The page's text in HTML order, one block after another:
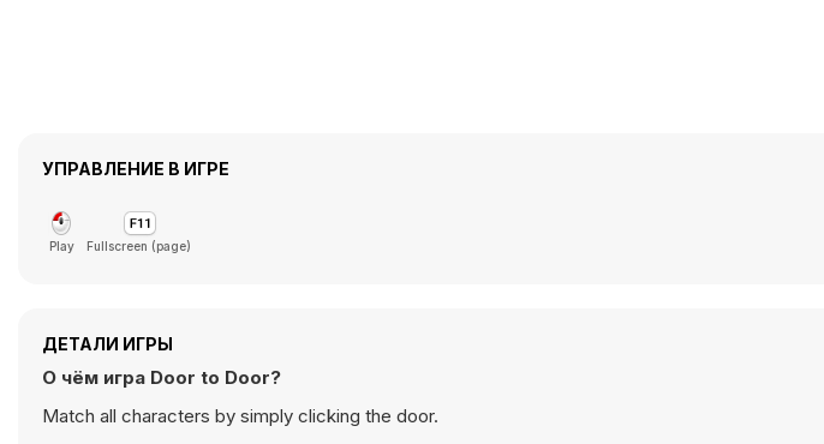
УПРАВЛЕНИЕ В ИГРЕ
Play Fullscreen (page)
ДЕТАЛИ ИГРЫ
О чём игра Door to Door?
Match all characters by simply clicking the door.